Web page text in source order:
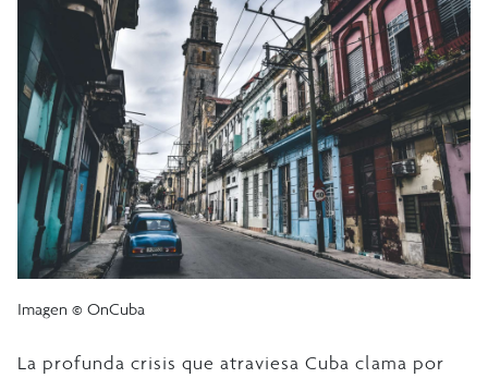
Imagen © OnCuba
La profunda crisis que atraviesa Cuba clama por